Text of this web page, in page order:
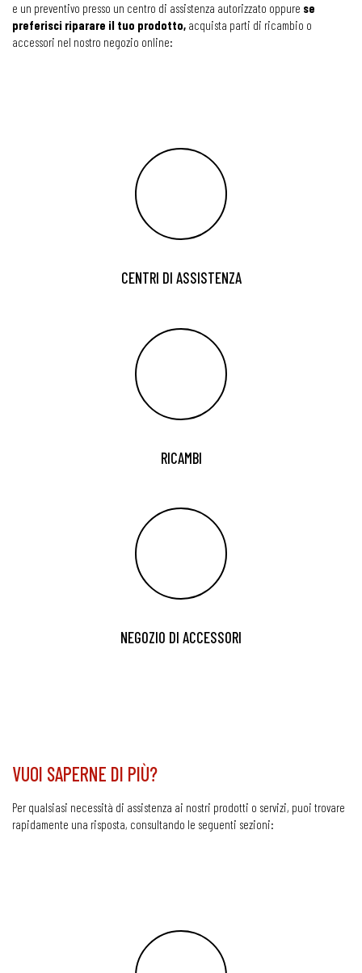
e un preventivo presso un centro di assistenza autorizzato oppure se
preferisci riparare il tuo prodotto, acquista parti di ricambio o
accessori nel nostro negozio online:
CENTRI DI ASSISTENZA
RICAMBI
NEGOZIO DI ACCESSORI
VUOI SAPERNE DI PIÙ?
Per qualsiasi necessità di assistenza ai nostri prodotti o servizi, puoi trovare
rapidamente una risposta, consultando le seguenti sezioni: